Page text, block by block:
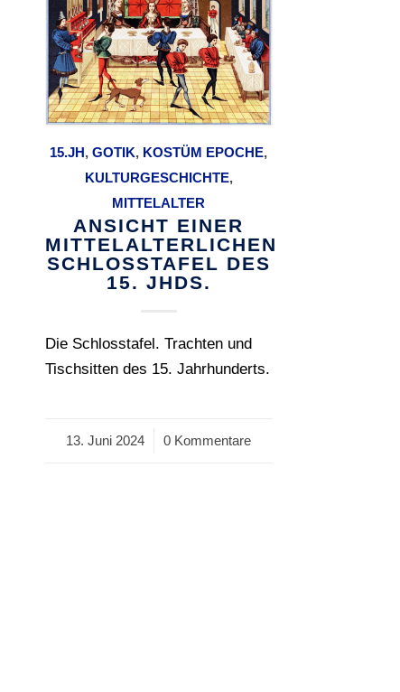
15.JH,GOTIK, KOSTÜM EPOCHE,
KULTURGESCHICHTE,
MITTELALTER
ANSICHT EINER
MITTELALTERLICHEN
SCHLOSSTAFEL DES
15. JHDS.
Die Schlosstafel. Trachten und
Tischsitten des 15. Jahrhunderts.
13. Juni 2024
/ 0 Kommentare